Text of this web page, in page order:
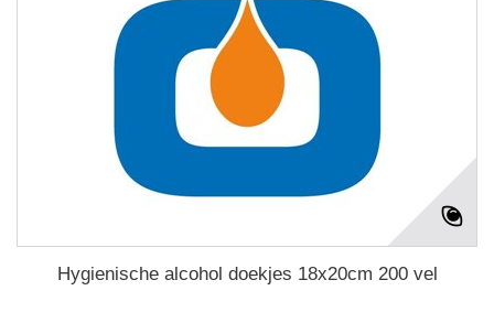
Hygienische alcohol doekjes 18x20cm 200 vel